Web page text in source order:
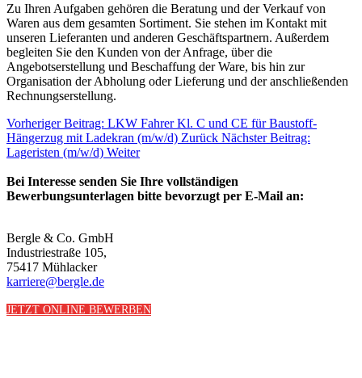
Zu Ihren Aufgaben gehören die Beratung und der Verkauf von
Waren aus dem gesamten Sortiment. Sie stehen im Kontakt mit
unseren Lieferanten und anderen Geschäftspartnern. Außerdem
begleiten Sie den Kunden von der Anfrage, über die
Angebotserstellung und Beschaffung der Ware, bis hin zur
Organisation der Abholung oder Lieferung und der anschließenden
Rechnungserstellung.
Vorheriger Beitrag: LKW Fahrer Kl. C und CE für Baustoff-
Hängerzug mit Ladekran (m/w/d) Zurück Nächster Beitrag:
Lageristen (m/w/d) Weiter
Bei Interesse senden Sie Ihre vollständigen
Bewerbungsunterlagen bitte bevorzugt per E-Mail an:
Bergle & Co. GmbH
Industriestraße 105,
75417 Mühlacker
karriere@bergle.de
JETZT ONLINE BEWERBEN